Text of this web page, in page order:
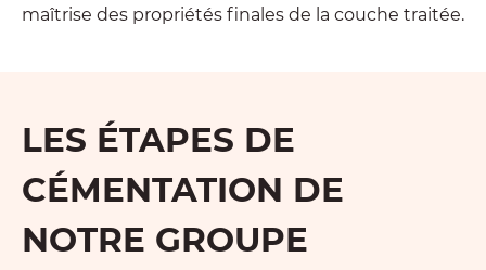
maîtrise des propriétés finales de la couche traitée.
LES ÉTAPES DE
CÉMENTATION DE
NOTRE GROUPE